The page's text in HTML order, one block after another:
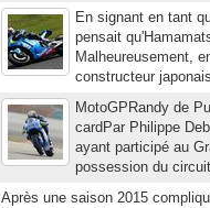
En signant en tant
pensait
Malheureusement,
constructeur
MotoGPRandy de
cardPar Philippe
ayant participé au
possession du
Après une saison 2015